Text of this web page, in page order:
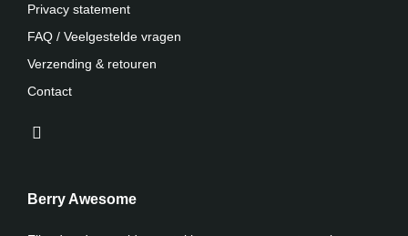
Privacy statement
FAQ / Veelgestelde vragen
Verzending & retouren
Contact
Berry Awesome